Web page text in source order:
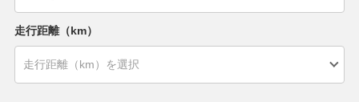
走行距離（km）